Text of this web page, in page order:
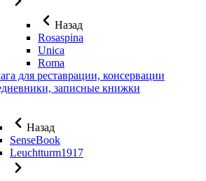
Назад
Rosaspina
Unica
Roma
для реставрации, консервации
записные книжки
Назад
SenseBook
Leuchtturm1917